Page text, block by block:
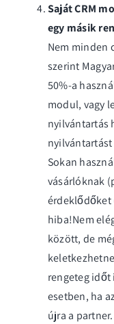
Saját CRM
egy másik
Nem minden
szerint
50%-a
modul, vagy
nyilvántartás
Sokan
vásárlóknak
érdeklődőket
hiba!Nem
között, de
rengeteg időt
esetben, ha
újra a partner.